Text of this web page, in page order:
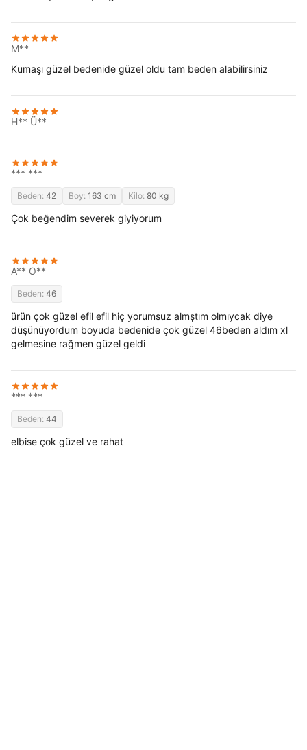
M**
Kumaşı güzel bedenide güzel oldu tam beden alabilirsiniz
H** Ü**
*** ***
Beden: 42 Boy: 163 cm Kilo: 80 kg
Çok beğendim severek giyiyorum
A** O**
Beden: 46
ürün çok güzel efil efil hiç yorumsuz almştım olmıycak diye
düşünüyordum boyuda bedenide çok güzel 46beden aldım xl
gelmesine rağmen güzel geldi
*** ***
Beden: 44
elbise çok güzel ve rahat